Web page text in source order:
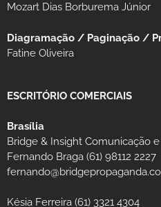
Mozart Dias Borburema Júnior
Diagramação / Paginação /
Fatine Oliveira
ESCRITÓRIO COMERCIAIS
Brasília
Bridge & Insight Comunicação
Fernando Braga (61) 98112 2227
Késia Ferreira (61) 3321 4304